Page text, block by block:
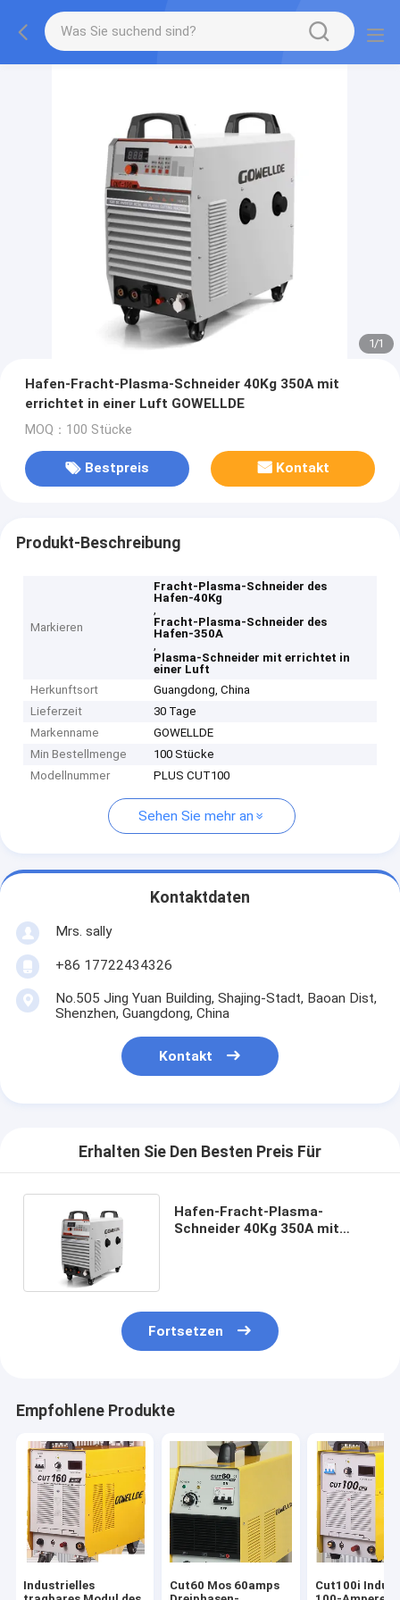
1/1
Hafen-Fracht-Plasma-Schneider 40Kg 350A mit
errichtet in einer Luft GOWELLDE
MOQ：100 Stücke
Bestpreis Kontakt
Produkt-Beschreibung
Markieren
Fracht-Plasma-Schneider des
Hafen-40Kg
,
Fracht-Plasma-Schneider des
Hafen-350A
,
Plasma-Schneider mit errichtet in
einer Luft
Herkunftsort
Guangdong, China
Lieferzeit
30 Tage
Markenname
GOWELLDE
Min Bestellmenge
100 Stücke
Modellnummer
PLUS CUT100
Sehen Sie mehr an
Kontaktdaten
Mrs. sally
+86 17722434326
No.505 Jing Yuan Building, Shajing-Stadt, Baoan Dist,
Shenzhen, Guangdong, China
Kontakt
Erhalten Sie Den Besten Preis Für
Hafen-Fracht-Plasma-
Schneider 40Kg 350A mit
Fortsetzen
Empfohlene Produkte
Industrielles
Cut60 Mos 60amps
Cut100i